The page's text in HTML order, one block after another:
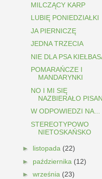
MILCZĄCY KARP
LUBIĘ PONIEDZIAŁKI
JA PIERNICZĘ
JEDNA TRZECIA
NIE DLA PSA
POMARAŃCZE I
MANDARYNKI
NO I MI SIĘ
NAZBIERAŁO
W ODPOWIEDZI NA...
STEREOTYPOWO
NIETOSKAŃSKO
► listopada (22)
► października (12)
► września (23)